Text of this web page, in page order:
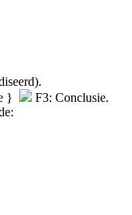
}
F3: Conclusie.